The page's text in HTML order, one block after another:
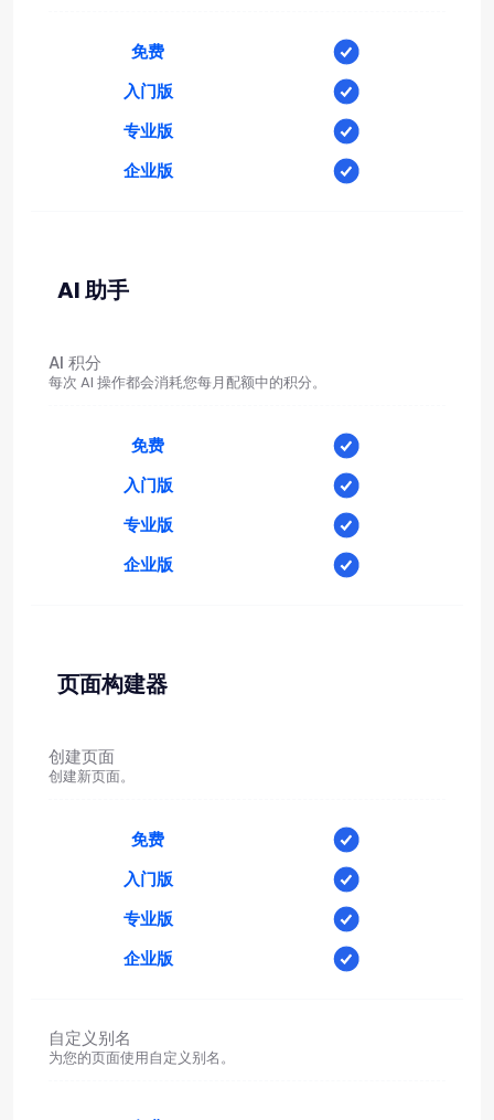
免费
入门版
专业版
企业版
AI 助手
AI 积分
每次 AI 操作都会消耗您每月配额中的积分。
免费
入门版
专业版
企业版
页面构建器
创建页面
创建新页面。
免费
入门版
专业版
企业版
自定义别名
为您的页面使用自定义别名。